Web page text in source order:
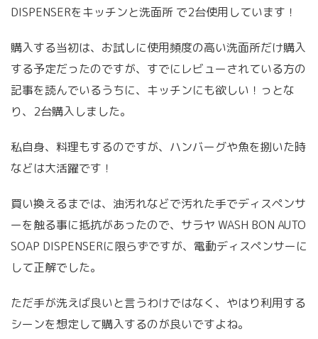
DISPENSERをキッチンと洗面所 で2台使用しています！
購入する当初は、お試しに使用頻度の高い洗面所だけ購入
する予定だったのですが、すでにレビューされている方の
記事を読んでいるうちに、キッチンにも欲しい！っとな
り、2台購入しました。
私自身、料理もするのですが、ハンバーグや魚を捌いた時
などは大活躍です！
買い換えるまでは、油汚れなどで汚れた手でディスペンサ
ーを触る事に抵抗があったので、サラヤ WASH BON AUTO
SOAP DISPENSERに限らずですが、電動ディスペンサーに
して正解でした。
ただ手が洗えば良いと言うわけではなく、やはり利用する
シーンを想定して購入するのが良いですよね。